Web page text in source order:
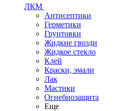
ЛКМ
Антисептики
Герметики
Грунтовки
Жидкие гвозди
Жидкое стекло
Клей
Краски, эмали
Лак
Мастики
Огнебиозащита
Еще